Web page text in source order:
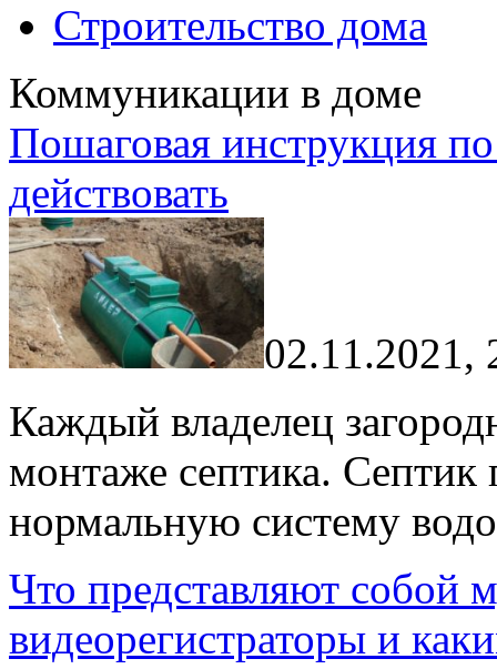
Строительство дома
Коммуникации в доме
Пошаговая инструкция
действовать
02.11.2021,
Каждый владелец
монтаже септика. Септик
нормальную систему
Что представляют собой
видеорегистраторы и